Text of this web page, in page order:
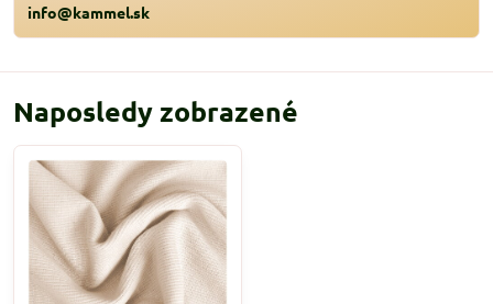
info@kammel.sk
Naposledy zobrazené